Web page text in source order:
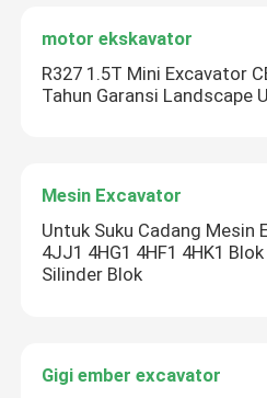
motor ekskavator
R327 1.5T Mini Excavator
Tahun Garansi Landscape
Mesin Excavator
Untuk Suku Cadang Mesin
4JJ1 4HG1 4HF1 4HK1
Silinder Blok
Gigi ember excavator